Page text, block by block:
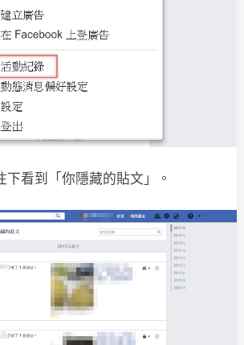
下看到「你隱藏的貼文」。